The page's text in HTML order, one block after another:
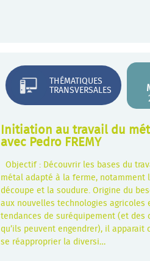
THÉMATIQUES
TRANSVERSALES
Initiation au travail du
avec Pedro FREMY
Objectif : Découvrir les bases du
métal adapté à la ferme, notamment
découpe et la soudure. Origine du
aux nouvelles technologies agricoles
tendances de suréquipement (et des
qu’ils peuvent engendrer), il apparait
se réapproprier la diversi…